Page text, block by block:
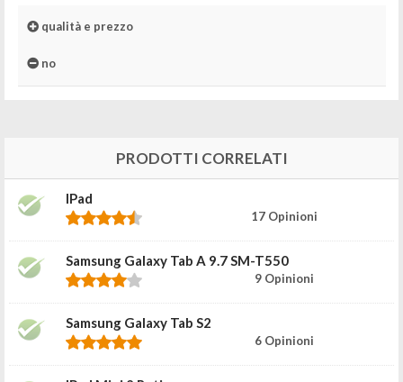
qualità e prezzo
no
PRODOTTI CORRELATI
IPad
17 Opinioni
Samsung Galaxy Tab A 9.7 SM-T550
9 Opinioni
Samsung Galaxy Tab S2
6 Opinioni